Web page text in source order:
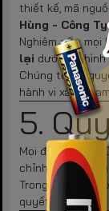
thiết kế, mã
Hùng - Công
Nghiêm cấm mọi
lại dưới mọi
Chúng tôi có
hành vi xâm
5.
Mọi điều khoản
chỉnh bởi pháp
Trong trường
quyết tạiTòa